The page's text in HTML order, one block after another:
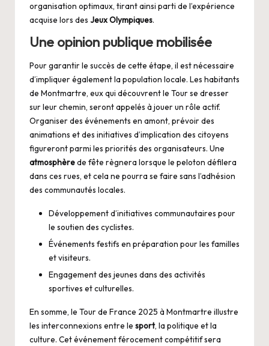
organisation optimaux, tirant ainsi parti de l’expérience
acquise lors des Jeux Olympiques.
Une opinion publique mobilisée
Pour garantir le succès de cette étape, il est nécessaire
d’impliquer également la population locale. Les habitants
de Montmartre, eux qui découvrent le Tour se dresser
sur leur chemin, seront appelés à jouer un rôle actif.
Organiser des événements en amont, prévoir des
animations et des initiatives d’implication des citoyens
figureront parmi les priorités des organisateurs. Une
atmosphèrede fête règnera lorsque le peloton défilera
dans ces rues, et cela ne pourra se faire sans l’adhésion
des communautés locales.
Développement d’initiatives communautaires pour
le soutien des cyclistes.
Événements festifs en préparation pour les familles
et visiteurs.
Engagement des jeunes dans des activités
sportives et culturelles.
En somme, le Tour de France 2025 à Montmartre illustre
les interconnexions entre le sport, la politique et la
culture. Cet événement férocement compétitif sera